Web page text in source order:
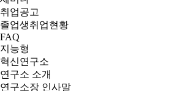
취업공고
졸업생취업현황
FAQ
지능형
혁신연구소
연구소 소개
연구소장 인사말